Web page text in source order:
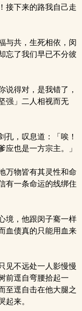
接下来的路我自己走
与共，生死相依，闵
忘了我们早已不分彼
得对，是我错了，
强」二人相视而无
，叹息道：「唉！
应也是一方宗主。」
万物皆有其灵性和命
有一条命运的线绑住
境，他跟闵子騫一样
血债真的只能用血来
见不远处一人影慢慢
前逕自弯腰拾起一
至逕自击在他大腿之
起来。